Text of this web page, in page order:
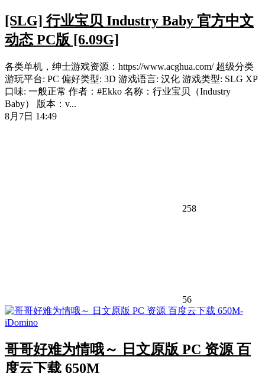
[SLG] 行业宝贝 Industry Baby 官方中文
动态 PC版 [6.09G]
各类单机，绅士游戏资源：https://www.acghua.com/ 超级分类
游玩平台: PC 偏好类型: 3D 游戏语言: 汉化 游戏类型: SLG XP
口味: 一般正常 作者：#Ekko 名称：行业宝贝（Industry
Baby） 版本：v...
8月7日 14:49
258
56
哥哥好难为情哦～ 日文原版 PC 资源 百
度云下载 650M